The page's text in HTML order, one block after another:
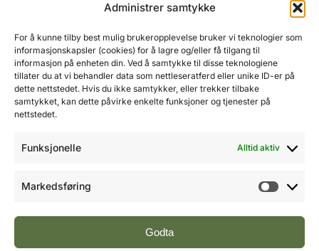
Administrer samtykke
For å kunne tilby best mulig brukeropplevelse bruker vi teknologier som
informasjonskapsler (cookies) for å lagre og/eller få tilgang til
informasjon på enheten din. Ved å samtykke til disse teknologiene
tillater du at vi behandler data som nettleseratferd eller unike ID-er på
dette nettstedet. Hvis du ikke samtykker, eller trekker tilbake
samtykket, kan dette påvirke enkelte funksjoner og tjenester på
nettstedet.
Funksjonelle Alltid aktiv
Markedsføring
Godta
Ole-Vidar Jensen
Mobil: 976 50 875
E-post:ole@fremtidensbygg.no
Key account manager
Cristian Fatah